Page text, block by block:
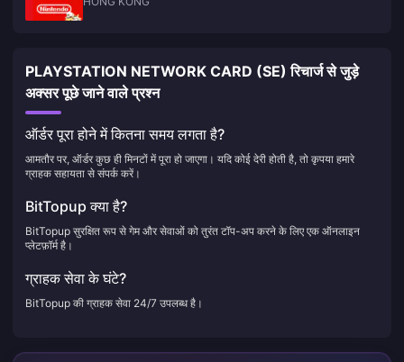
PLAYSTATION NETWORK CARD (SE) रिचार्ज से जुड़े
अक्सर पूछे जाने वाले प्रश्न
ऑर्डर पूरा होने में कितना समय लगता है?
आमतौर पर, ऑर्डर कुछ ही मिनटों में पूरा हो जाएगा। यदि कोई देरी होती है, तो कृपया हमारे
ग्राहक सहायता से संपर्क करें।
BitTopup क्या है?
BitTopup सुरक्षित रूप से गेम और सेवाओं को तुरंत टॉप-अप करने के लिए एक ऑनलाइन
प्लेटफ़ॉर्म है।
ग्राहक सेवा के घंटे?
BitTopup की ग्राहक सेवा 24/7 उपलब्ध है।